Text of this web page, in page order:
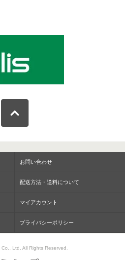
お問い合わせ
配送方法・送料について
マイアカウント
プライバシーポリシー
Ltd. All Rights Reserved.